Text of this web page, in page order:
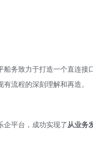
务致力于打造一个直连接
流程的深刻理解和再造。
企平台，成功实现了从业务